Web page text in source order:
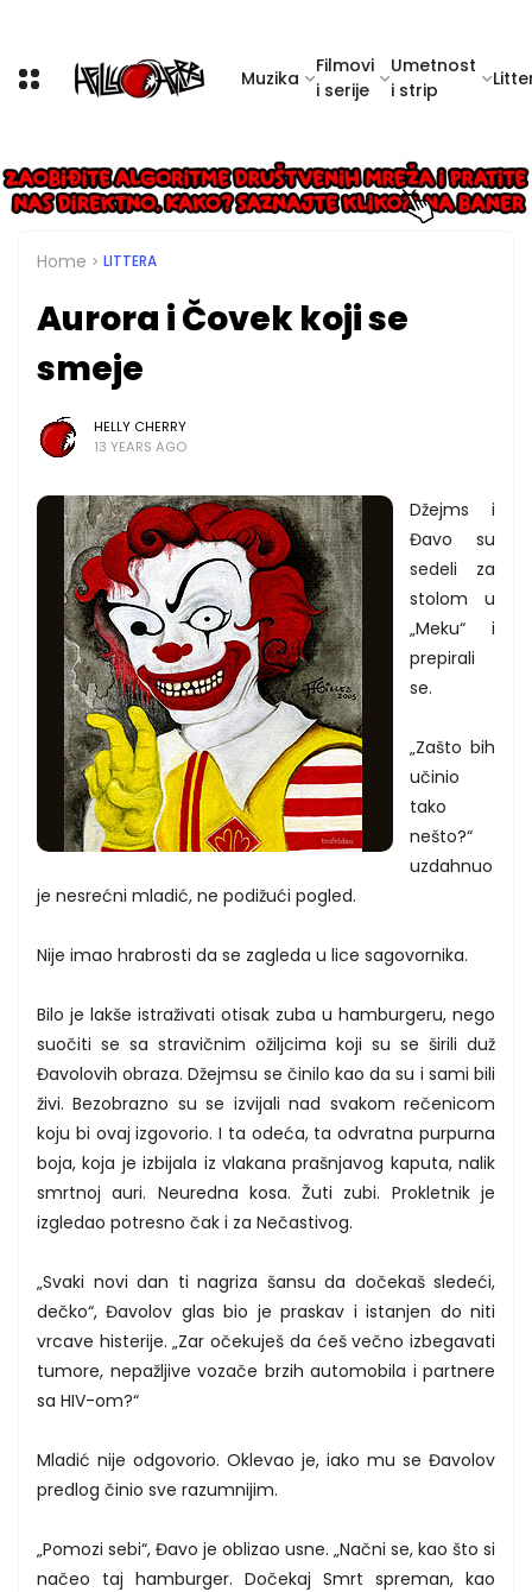
Muzika
Filmovi
i serije
Umetnost
i strip
Home LITTERA
Aurora i Čovek koji se
smeje
HELLY CHERRY
13 YEARS AGO
Džejms i
Đavo su
sedeli za
stolom u
„Meku“ i
prepirali
se.
„Zašto bih
učinio
tako
nešto?“
uzdahnuo
je nesrećni mladić, ne podižući pogled.
Nije imao hrabrosti da se zagleda u lice sagovornika.
Bilo je lakše istraživati otisak zuba u hamburgeru, nego
suočiti se sa stravičnim ožiljcima koji su se širili duž
Đavolovih obraza. Džejmsu se činilo kao da su i sami bili
živi. Bezobrazno su se izvijali nad svakom rečenicom
koju bi ovaj izgovorio. I ta odeća, ta odvratna purpurna
boja, koja je izbijala iz vlakana prašnjavog kaputa, nalik
smrtnoj auri. Neuredna kosa. Žuti zubi. Prokletnik je
izgledao potresno čak i za Nečastivog.
„Svaki novi dan ti nagriza šansu da dočekaš sledeći,
dečko“, Đavolov glas bio je praskav i istanjen do niti
vrcave histerije. „Zar očekuješ da ćeš večno izbegavati
tumore, nepažljive vozače brzih automobila i partnere
sa HIV-om?“
Mladić nije odgovorio. Oklevao je, iako mu se Đavolov
predlog činio sve razumnijim.
„Pomozi sebi“, Đavo je oblizao usne. „Načni se, kao što si
načeo taj hamburger. Dočekaj Smrt spreman, kao